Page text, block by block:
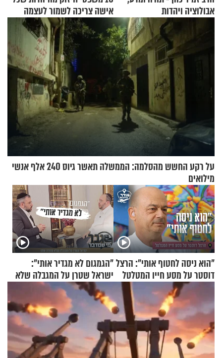
אבולוציה ויהדות
אישה צריכה לשמור לעצמה
על רקע החשש מהסלמה: הממשלה תאשר גיוס 240 אלף אנשי
מילואים
"הוא ניסה לחטוף אותי": הרצל
דוסטר על מסע חייו המטלטל
"הגמגום לא מגדיר אותי":
ישראל שטרן על המגבלה שלא
עוצרת אותו